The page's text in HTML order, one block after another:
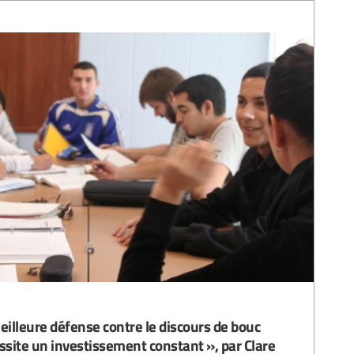
défense contre le discours de bouc
un investissement constant », par Clare